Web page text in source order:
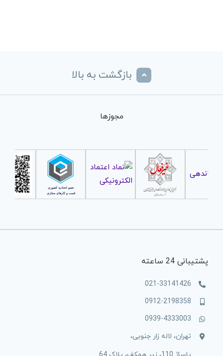
بازگشت به بالا
مجوزها
پشتیبانی 24 ساعته
021-33141426
0912-2198358
0939-4333003
تهران، لاله زار جنوبی،